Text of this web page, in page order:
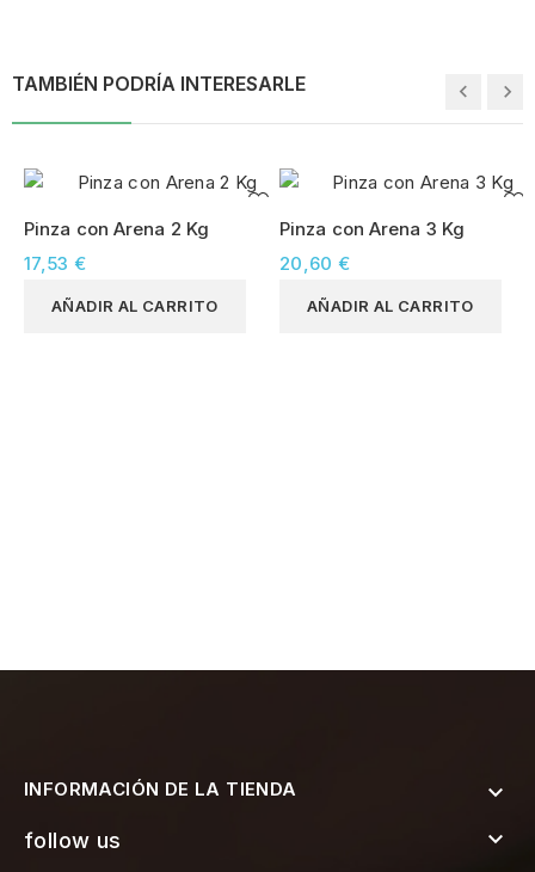
TAMBIÉN PODRÍA INTERESARLE
Pinza con Arena 2 Kg
17,53 €
AÑADIR AL CARRITO
Pinza con Arena 3 Kg
20,60 €
AÑADIR AL CARRITO
INFORMACIÓN DE LA TIENDA 
follow us 